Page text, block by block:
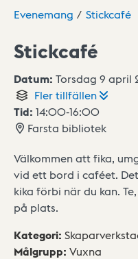
Evenemang Stickcafé
Stickcafé
Datum: Torsdag 9 april
Flertillfällen
Tid: 14:00-16:00
Farsta bibliotek
Välkommen att fika,
vid ett bord i caféet.
kika förbi när du kan.
på plats.
Kategori:
Målgrupp: Vuxna